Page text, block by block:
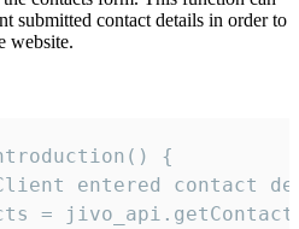
submitted contact details in order to
website.
{
entered contact
=